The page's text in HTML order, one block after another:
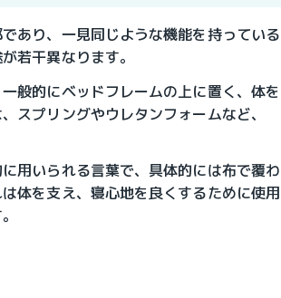
あり、一見同じような機能を持っている
若干異なります。
般的にベッドフレームの上に置く、体を
スプリングやウレタンフォームなど、
用いられる言葉で、具体的には布で覆わ
体を支え、寝心地を良くするために使用